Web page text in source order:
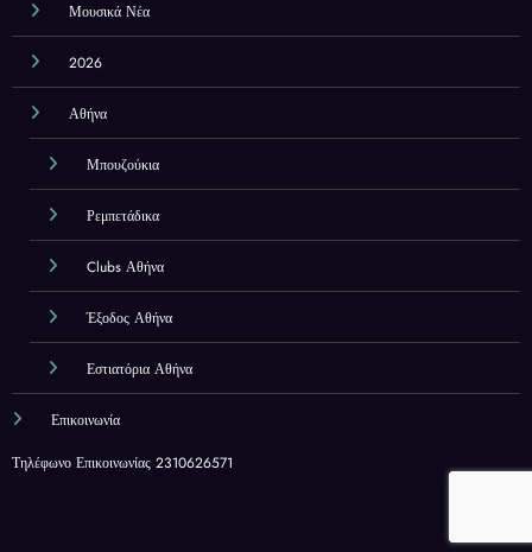
Μουσικά Νέα
2026
Αθήνα
Μπουζούκια
Ρεμπετάδικα
Clubs Αθήνα
Έξοδος Αθήνα
Εστιατόρια Αθήνα
Επικοινωνία
Τηλέφωνο Επικοινωνίας 2310626571